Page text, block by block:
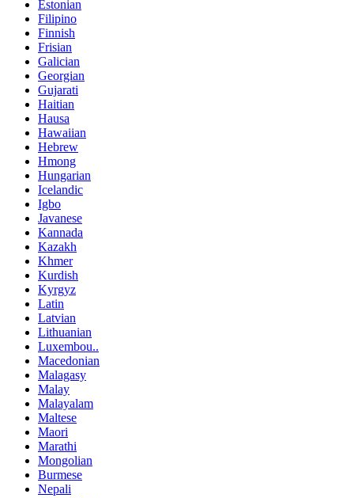
Estonian
Filipino
Finnish
Frisian
Galician
Georgian
Gujarati
Haitian
Hausa
Hawaiian
Hebrew
Hmong
Hungarian
Icelandic
Igbo
Javanese
Kannada
Kazakh
Khmer
Kurdish
Kyrgyz
Latin
Latvian
Lithuanian
Luxembou..
Macedonian
Malagasy
Malay
Malayalam
Maltese
Maori
Marathi
Mongolian
Burmese
Nepali